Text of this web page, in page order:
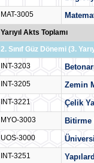
MAT-3005
Yarıyıl Akts Toplamı
2. Sınıf Güz Dönemi (3.
INT-3203
INT-3205 Zemin
INT-3221 Çelik
MYO-3003 Bitirme
UOS-3000
INT-3251